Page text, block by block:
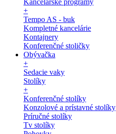
Kancelárske programy
+
Tempo AS - buk
Kompletné kancelárie
Kontajnery
Konferenčné stoličky
Obývačka
+
Sedacie vaky
Stolíky
+
Konferenčné stolíky
Konzolové a prístavné stolíky
Príručné stolíky
Tv stolíky